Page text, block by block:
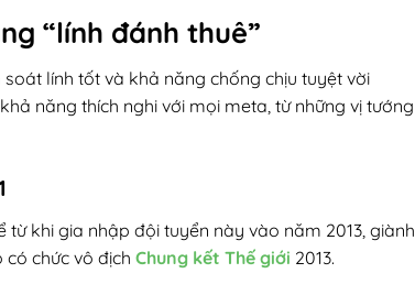
“lính đánh thuê”
lính tốt và khả năng chống chịu tuyệt vời
năng thích nghi với mọi meta, từ những vị tướng
từ khi gia nhập đội tuyển này vào năm 2013, giành
chức vô địch Chung kết Thế giới 2013.